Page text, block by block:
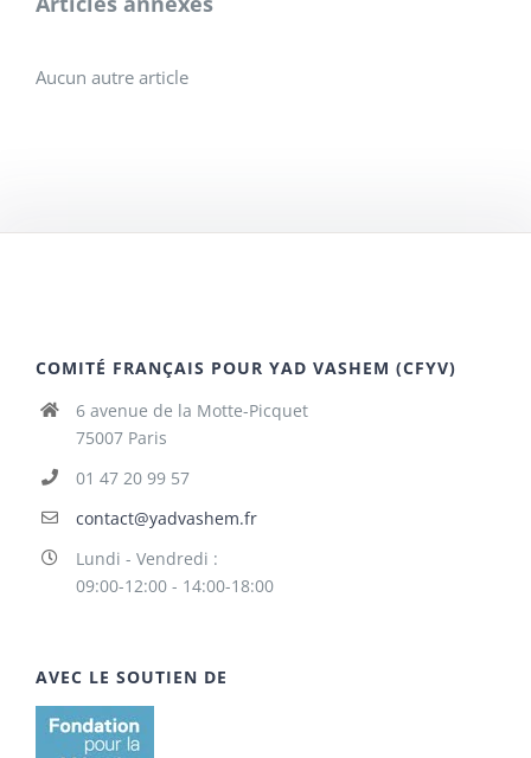
Aucun autre article
COMITÉ FRANÇAIS POUR YAD VASHEM (CFYV)
6 avenue de la Motte-Picquet
75007 Paris
01 47 20 99 57
contact@yadvashem.fr
Lundi - Vendredi :
09:00-12:00 - 14:00-18:00
AVEC LE SOUTIEN DE